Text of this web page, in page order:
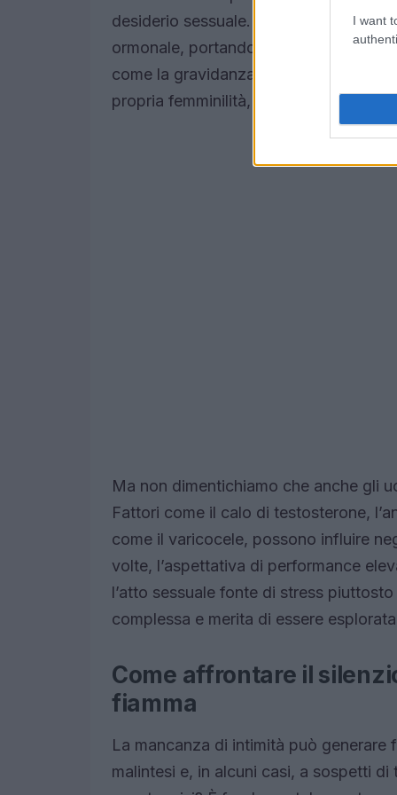
I want
desiderio sessuale. Inoltre, l’uso della
ormonale, portando a una
come la gravidanza? Possono
propria femminilità, causando un
Ma non dimentichiamo che anche gli
Fattori come il calo di testosterone,
come il varicocele, possono influire
volte, l’aspettativa di performance
l’atto sessuale fonte di stress
complessa e merita di essere
Come affrontare il
fiamma
La mancanza di intimità può
malintesi e, in alcuni casi, a sospetti